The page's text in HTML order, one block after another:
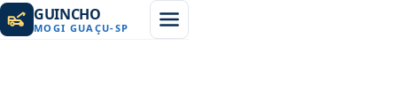
GUINCHO
MOGI GUAÇU-SP